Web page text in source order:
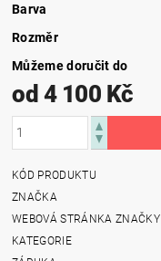
Barva
Rozměr
Můžeme doručit do
od 4 100 Kč
KÓD PRODUKTU
ZNAČKA
WEBOVÁ STRÁNKA ZNAČKY
KATEGORIE